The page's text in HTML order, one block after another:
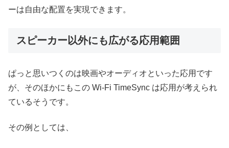
ーは自由な配置を実現できます。
スピーカー以外にも広がる応用範囲
ぱっと思いつくのは映画やオーディオといった応用です
が、そのほかにもこの Wi-Fi TimeSync は応用が考えられ
ているそうです。
その例としては、